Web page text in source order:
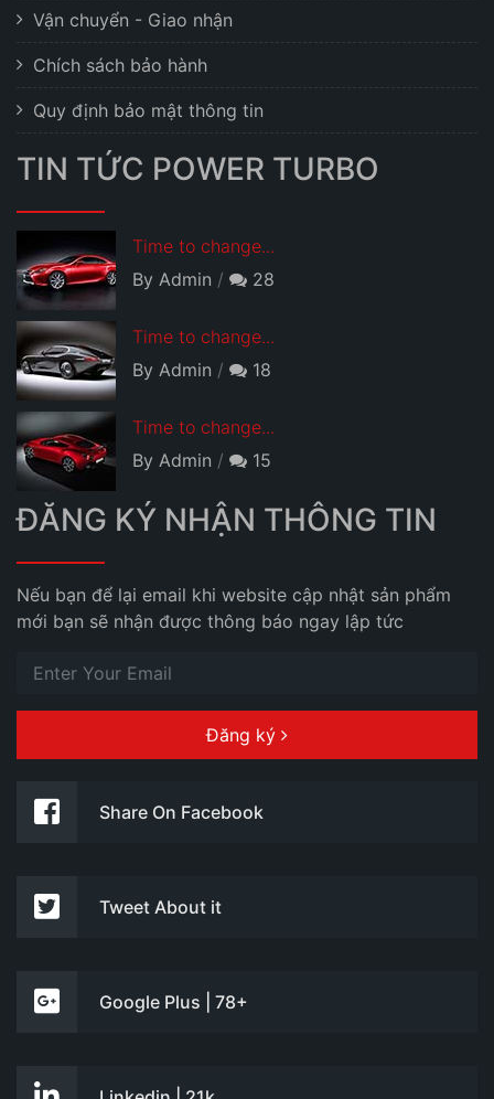
Vận chuyển - Giao nhận
Chích sách bảo hành
Quy định bảo mật thông tin
TIN TỨC POWER TURBO
Time to change...
By Admin
28
Time to change...
By Admin
18
Time to change...
By Admin
15
ĐĂNG KÝ NHẬN THÔNG TIN
Nếu bạn để lại email khi website cập nhật sản phẩm
mới bạn sẽ nhận được thông báo ngay lập tức
Đăng ký
Share On Facebook
Tweet About it
Google Plus | 78+